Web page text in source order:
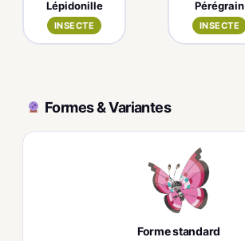
Lépidonille
INSECTE
Pérégrain
INSECTE
Formes & Variantes
Forme standard